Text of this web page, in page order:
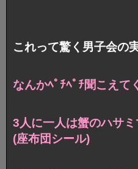
これって驚く男子会の
なんかﾍﾟﾁﾍﾟﾁ聞こえ
3人に一人は蟹のハサ
(座布団シール)